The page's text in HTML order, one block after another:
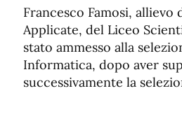
Francesco Famosi, allievo
Applicate, del Liceo
stato ammesso alla
Informatica, dopo aver
successivamente la